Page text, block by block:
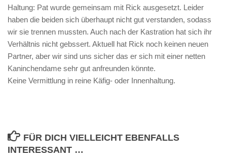
Haltung: Pat wurde gemeinsam mit Rick ausgesetzt. Leider
haben die beiden sich überhaupt nicht gut verstanden, sodass
wir sie trennen mussten. Auch nach der Kastration hat sich ihr
Verhältnis nicht gebssert. Aktuell hat Rick noch keinen neuen
Partner, aber wir sind uns sicher das er sich mit einer netten
Kaninchendame sehr gut anfreunden könnte.
Keine Vermittlung in reine Käfig- oder Innenhaltung.
FÜR DICH VIELLEICHT EBENFALLS
INTERESSANT …